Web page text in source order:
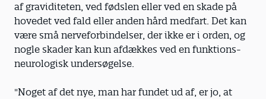
af graviditeten, ved fødslen eller ved en skade på
hovedet ved fald eller anden hård medfart. Det kan
være små nerveforbindelser, der ikke er i orden, og
nogle skader kan kun afdækkes ved en funktions-
neurologisk undersøgelse.
"Noget af det nye, man har fundet ud af, er jo, at